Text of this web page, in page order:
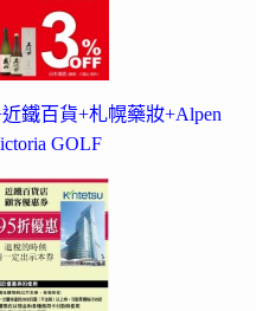
鐵百貨+札幌藥妝+Alpen
GOLF